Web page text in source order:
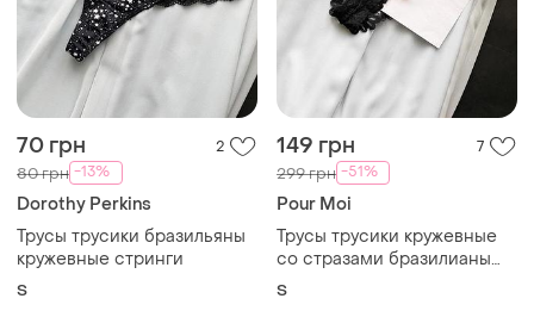
70 грн 2
80 грн -13%
Dorothy Perkins
Трусы трусики бразильяны
кружевные стринги
S
149 грн 7
299 грн -51%
Pour Moi
Трусы трусики кружевные
со стразами бразилианы
бразильяны
S